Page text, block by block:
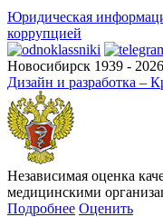
Юридическая
коррупцией
Новосибирск 1939 - 2026
Дизайн и разработка –
Независимая оценка
медицинскими
Подробнее Оценить